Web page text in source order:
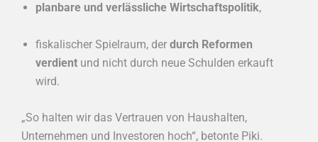
planbare und verlässliche Wirtschaftspolitik,
fiskalischer Spielraum, der durch Reformen
verdient und nicht durch neue Schulden erkauft
wird.
„So halten wir das Vertrauen von Haushalten,
Unternehmen und Investoren hoch“, betonte Piki.